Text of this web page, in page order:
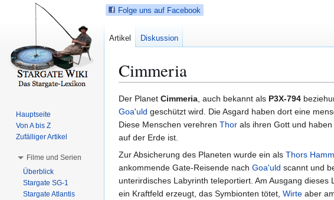
Cimmeria
Z
u
r
N
a
Z
u
r
S
u
Der Planet Cimmeria, auch bekannt als P3X-794
Goa'uld geschützt wird. Die Asgard haben dort eine
Diese Menschen verehren Thor als ihren Gott und
auf der Erde ist.
Zur Absicherung des Planeten wurde ein als Thors
ankommende Gate-Reisende nach Goa'uld scannt und
unterirdisches Labyrinth teleportiert. Am Ausgang
ein Kraftfeld erzeugt, das Symbionten tötet, Wirte aber
Folge uns auf Facebook
Artikel Diskussion
Hauptseite
Von A bis Z
Zufälliger Artikel
Filme und Serien
Überblick
Stargate SG-1
Stargate Atlantis